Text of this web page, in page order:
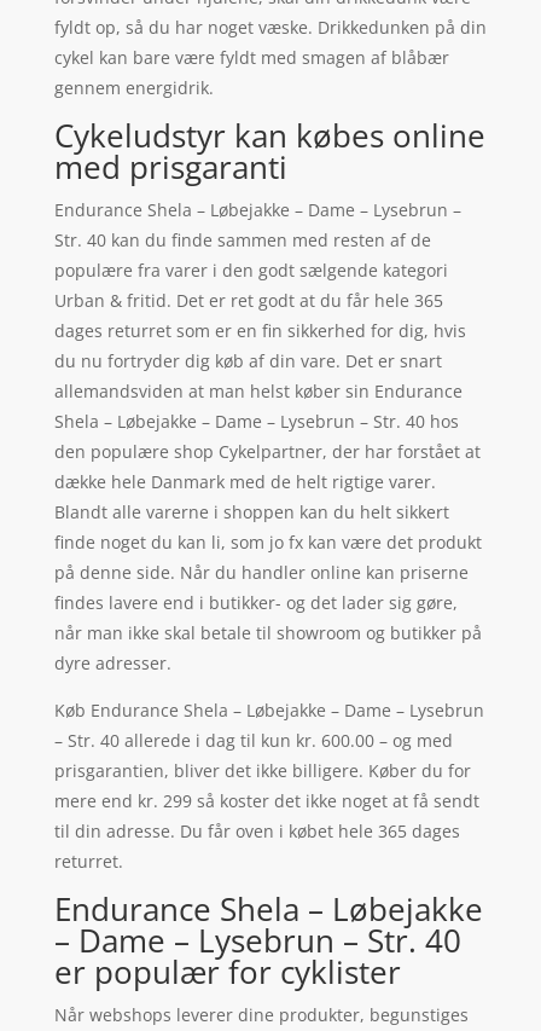
fyldt op, så du har noget væske. Drikkedunken på din
cykel kan bare være fyldt med smagen af blåbær
gennem energidrik.
Cykeludstyr kan købes online
med prisgaranti
Endurance Shela – Løbejakke – Dame – Lysebrun –
Str. 40 kan du finde sammen med resten af de
populære fra varer i den godt sælgende kategori
Urban & fritid. Det er ret godt at du får hele 365
dages returret som er en fin sikkerhed for dig, hvis
du nu fortryder dig køb af din vare. Det er snart
allemandsviden at man helst køber sin Endurance
Shela – Løbejakke – Dame – Lysebrun – Str. 40 hos
den populære shop Cykelpartner, der har forstået at
dække hele Danmark med de helt rigtige varer.
Blandt alle varerne i shoppen kan du helt sikkert
finde noget du kan li, som jo fx kan være det produkt
på denne side. Når du handler online kan priserne
findes lavere end i butikker- og det lader sig gøre,
når man ikke skal betale til showroom og butikker på
dyre adresser.
Køb Endurance Shela – Løbejakke – Dame – Lysebrun
– Str. 40 allerede i dag til kun kr. 600.00 – og med
prisgarantien, bliver det ikke billigere. Køber du for
mere end kr. 299 så koster det ikke noget at få sendt
til din adresse. Du får oven i købet hele 365 dages
returret.
Endurance Shela – Løbejakke
– Dame – Lysebrun – Str. 40
er populær for cyklister
Når webshops leverer dine produkter, begunstiges